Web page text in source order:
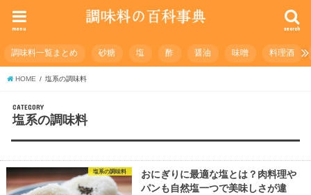
search
menu
調味料一覧まとめ 砂糖 塩 酢 醤油 味噌 料理酒
HOME 塩系の調味料
CATEGORY
塩系の調味料
塩系の調味料
おにぎりに最適な塩とは？肉料理や
パンも自然塩一つで美味しさが違